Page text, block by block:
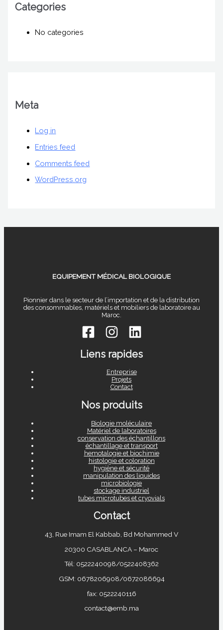
Categories
No categories
Meta
Log in
Entries feed
Comments feed
WordPress.org
EQUIPEMENT MÉDICAL BIOLOGIQUE
Pionnier dans le secteur de l’importation et de la distribution
des consommables, matériels et mobiliers de laboratoire au
Maroc.
Liens rapides
Entreprise
Projets
Contact
Nos produits
Biologie moléculaire
Matériel de laboratoires
conservation des échantillons
échantillage et transport
hemotalogie et biochimie
histologie et coloration
hygiène et sécurité
manipulation des liquides
microbiologie
stockage industriel
tubes microtubes et cryovials
Contact
43, Rue Imam El Kabbab, Bd Mohammed V
20300 CASABLANCA – Maroc
Tél: 0522240098/0522408362
GSM: 0678206908/0672086694
fax: 0522240116
contact@emb.ma